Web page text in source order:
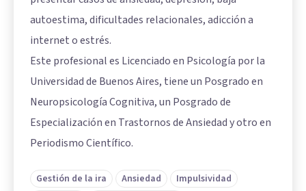
autoestima, dificultades relacionales, adicción a
internet o estrés.
Este profesional es Licenciado en Psicología por la
Universidad de Buenos Aires, tiene un Posgrado en
Neuropsicología Cognitiva, un Posgrado de
Especialización en Trastornos de Ansiedad y otro en
Periodismo Científico.
Gestión de la ira Ansiedad
Impulsividad